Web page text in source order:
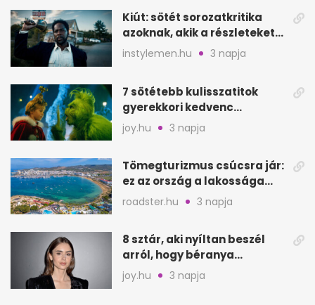
Kiút: sötét sorozatkritika
azoknak, akik a részleteket
keresik
instylemen.hu 3 napja
7 sötétebb kulisszatitok
gyerekkori kedvenc
filmjeinkről a Joy szerint
joy.hu 3 napja
Tömegturizmus csúcsra jár:
ez az ország a lakossága
kétszeresét fogadja
roadster.hu 3 napja
8 sztár, aki nyíltan beszél
arról, hogy béranya
segítette a családalapítást
joy.hu 3 napja